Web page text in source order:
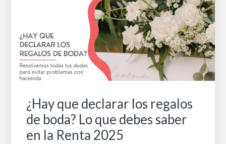
¿Hay que declarar los regalos
de boda? Lo que debes saber
en la Renta 2025